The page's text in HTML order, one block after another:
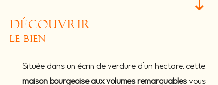
découvrir
le bien
Située dans un écrin de verdure d’un hectare, cette
maison bourgeoise aux volumes remarquablesvous